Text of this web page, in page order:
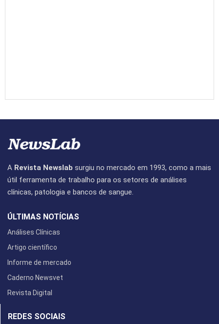
A Revista Newslab surgiu no mercado em 1993, como a mais
útil ferramenta de trabalho para os setores de análises
clínicas, patologia e bancos de sangue.
ÚLTIMAS NOTÍCIAS
Análises Clínicas
Artigo científico
Informe de mercado
Caderno Newsvet
Revista Digital
REDES SOCIAIS